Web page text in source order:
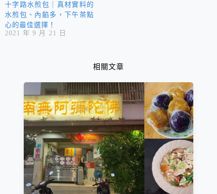
十字路水煎包｜真材實料的
水煎包、內餡多，下午茶點
心的最佳選擇！
2021 年 9 月 21 日
相關文章